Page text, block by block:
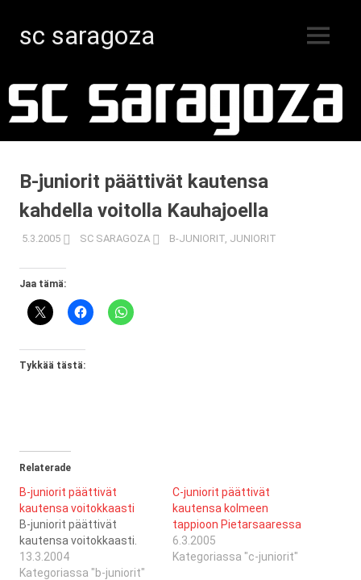
content
sc saragoza
vuodesta
1996
MENU
B-juniorit päättivät kautensa
kahdella voitolla Kauhajoella
5.3.2005 SC SARAGOZA B-JUNIORIT, JUNIORIT
Jaa tämä:
Tykkää tästä:
Relaterade
B-juniorit päättivät
kautensa voitokkaasti
B-juniorit päättivät
kautensa voitokkaasti.
13.3.2004
Kategoriassa "b-juniorit"
C-juniorit päättivät
kautensa kolmeen
tappioon Pietarsaaressa
6.3.2005
Kategoriassa "c-juniorit"